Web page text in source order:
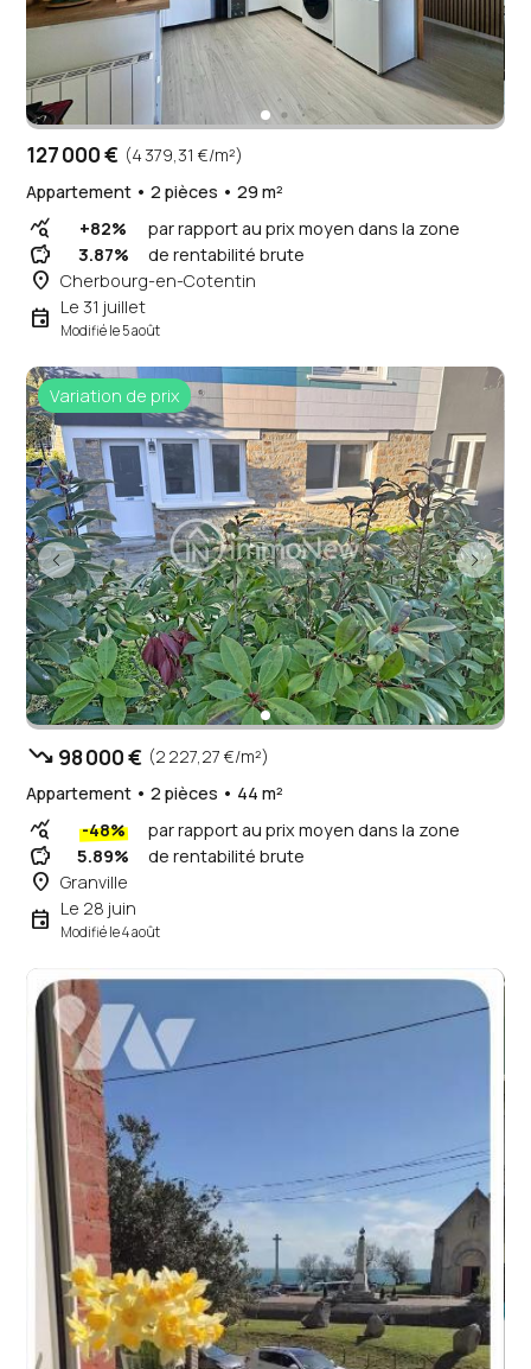
127 000 € (4 379,31 €/m²)
Appartement • 2 pièces • 29 m²
query_stats +82% par rapport au prix moyen dans la zone
savings 3.87% de rentabilité brute
place Cherbourg-en-Cotentin
event Le 31 juillet
Modifié le 5 août
Variation de prix
trending_down 98 000 € (2 227,27 €/m²)
Appartement • 2 pièces • 44 m²
query_stats -48% par rapport au prix moyen dans la zone
savings 5.89% de rentabilité brute
place Granville
event Le 28 juin
Modifié le 4 août